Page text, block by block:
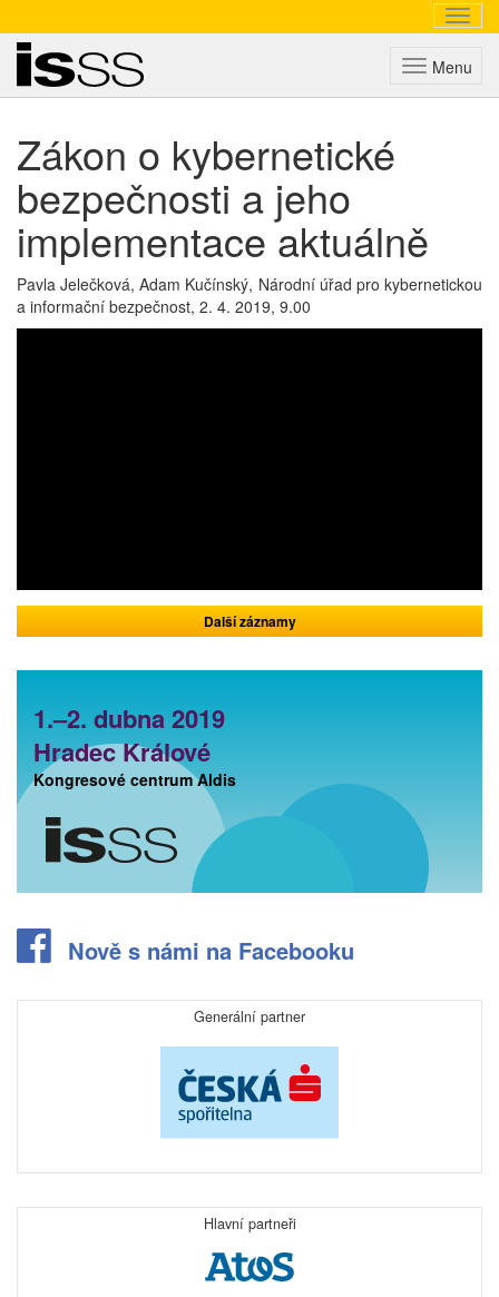
Triada
Menu
Zákon o kybernetické
bezpečnosti a jeho
implementace aktuálně
Pavla Jelečková, Adam Kučínský, Národní úřad pro kybernetickou
a informační bezpečnost, 2. 4. 2019, 9.00
Další záznamy
1.–2. dubna 2019
Hradec Králové
Kongresové centrum Aldis
Nově s námi na Facebooku
Generální partner
Hlavní partneři